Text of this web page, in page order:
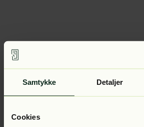
Samtykke Detaljer
Cookies